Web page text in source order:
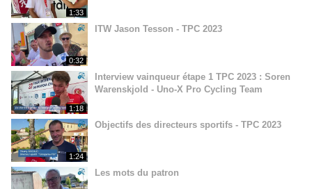
1:33
0:32
ITW Jason Tesson - TPC 2023
1:18
Interview vainqueur étape 1 TPC 2023 : Soren
Warenskjold - Uno-X Pro Cycling Team
1:24
Objectifs des directeurs sportifs - TPC 2023
Les mots du patron